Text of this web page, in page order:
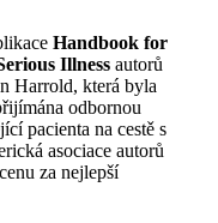
Handbook for
Illness autorů
Harrold, která byla
odbornou
pacienta na cestě s
asociace autorů
za nejlepší